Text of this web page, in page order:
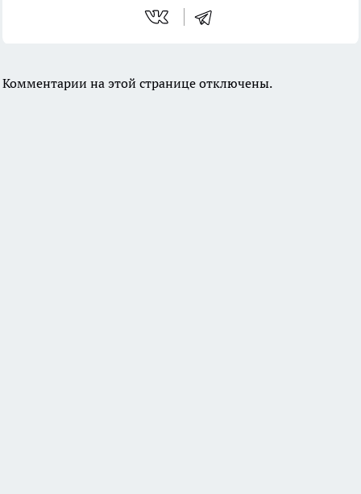
Комментарии на этой странице отключены.